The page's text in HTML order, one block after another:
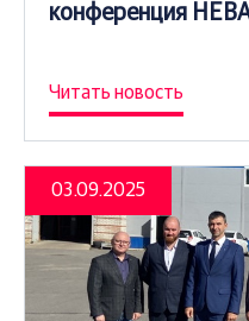
конференция
Читать новость
03.09.2025